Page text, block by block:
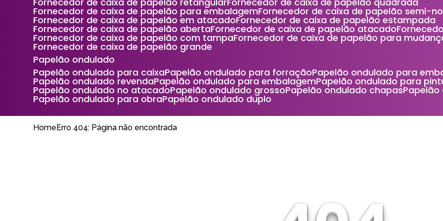
Fornecedor de caixa de papelão para embalagem Fornecedor de caixa de papelão semi-
Fornecedor de caixa de papelão em atacado Fornecedor de caixa de papelão estampada
Fornecedor de caixa de papelão aberta Fornecedor de caixa de papelão atacado
Fornecedor de caixa de papelão com tampa Fornecedor de caixa de papelão para
Fornecedor de caixa de papelão grande
Papelão ondulado
Papelão ondulado para caixa Papelão ondulado para forração Papelão ondulado para
Papelão ondulado revenda Papelão ondulado para embalagem Papelão ondulado para
Papelão ondulado no atacado Papelão ondulado grosso Papelão ondulado chapas
Papelão ondulado para obra Papelão ondulado duplo
HomeErro 404: Página não encontrada